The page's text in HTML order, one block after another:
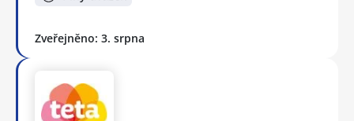
Zveřejněno: 3. srpna